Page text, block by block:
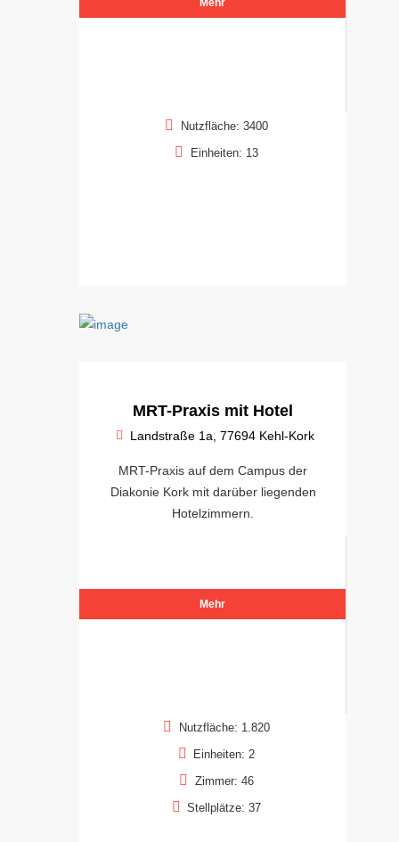
Nutzfläche: 3400
Einheiten: 13
MRT-Praxis mit Hotel
Landstraße 1a, 77694 Kehl-Kork
MRT-Praxis auf dem Campus der
Diakonie Kork mit darüber liegenden
Hotelzimmern.
Mehr
Nutzfläche: 1.820
Einheiten: 2
Zimmer: 46
Stellplätze: 37